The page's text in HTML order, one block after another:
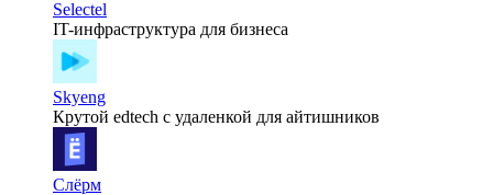
Selectel
IT-инфраструктура для бизнеса
Skyeng
Крутой edtech с удаленкой для айтишников
Слёрм